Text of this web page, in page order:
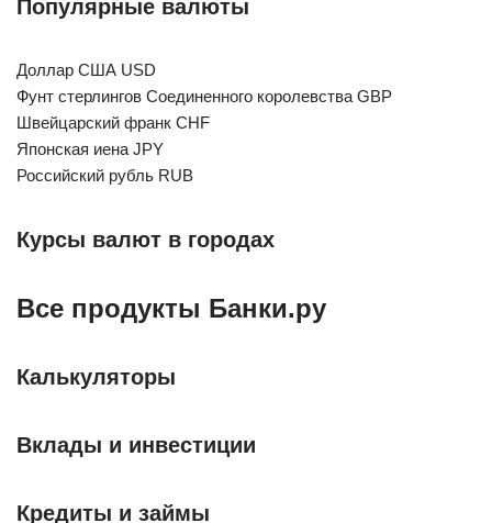
Популярные валюты
Доллар США USD
Фунт стерлингов Соединенного королевства GBP
Швейцарский франк CHF
Японская иена JPY
Российский рубль RUB
Курсы валют в городах
Все продукты Банки.ру
Калькуляторы
Вклады и инвестиции
Кредиты и займы